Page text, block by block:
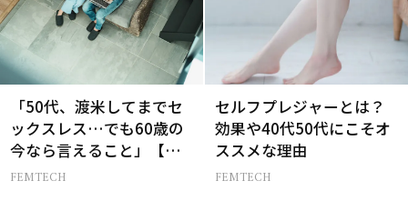
「50代、渡米してまでセ
ックスレス…でも60歳の
今なら言えること」【セ
ックスレス AND THE
FEMTECH
セルフプレジャーとは？
効果や40代50代にこそオ
ススメな理由
FEMTECH